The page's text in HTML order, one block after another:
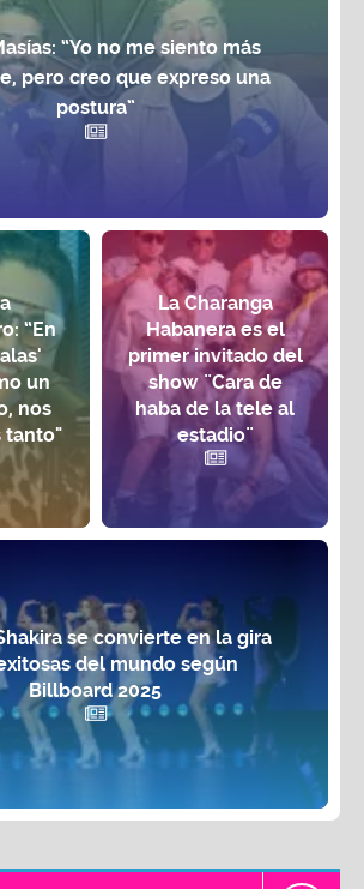
“Yo no me siento más
pero creo que expreso una
postura”
“En
un
nos
tanto"
La Charanga
Habanera es el
primer invitado del
show ¨Cara de
haba de la tele al
estadio¨
se convierte en la gira
del mundo según
Billboard 2025